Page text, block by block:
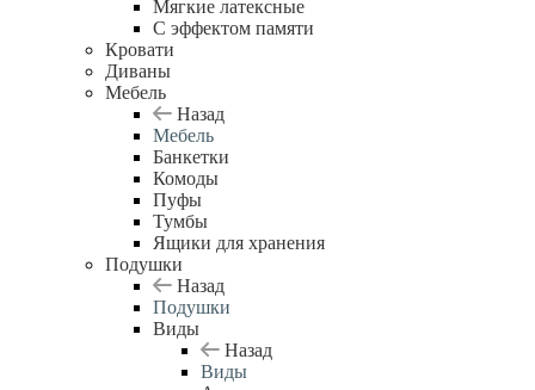
Мягкие латексные
С эффектом памяти
Кровати
Диваны
Мебель
Назад
Мебель
Банкетки
Комоды
Пуфы
Тумбы
Ящики для хранения
Подушки
Назад
Подушки
Виды
Назад
Виды